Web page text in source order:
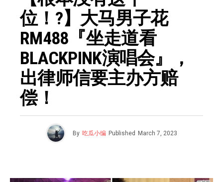
位！?】大马男子花
RM488『坐走道看
BLACKPINK演唱会』，
出律师信要主办方赔
偿！
By 吃瓜小编 Published March 7, 2023